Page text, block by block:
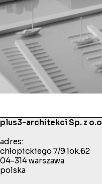
plus3-architekci Sp. z o.o
adres:
chłopickiego 7/9 lok.62
04-314 warszawa
polska